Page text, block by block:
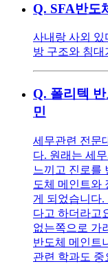
Q. SFA반도
사내랑 사외 있
방 구조와 침
Q. 폴리텍
민
세무관련 전문
다. 원래는 세
느끼고 진로를
도체 메인트와
게 되었습니다.
다고 하더라고
없는쪽으로 가
반도체 메인트
관련 학과도 중